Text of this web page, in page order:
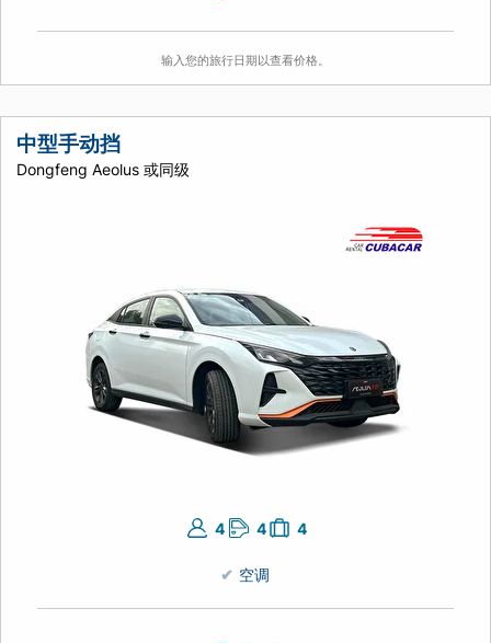
输入您的旅行日期以查看价格。
中型手动挡
Dongfeng Aeolus 或同级
4 4 4
空调